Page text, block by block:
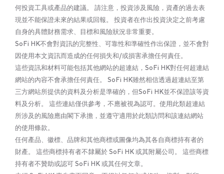
何投資工具或產品的建議。 請注意，投資涉及風險，資產的過去表
現並不能保證未來的結果或回報。 投資者在作出投資決定之前考慮
自身的具體財務需求、目標和風險狀況非常重要。
SoFi HK不會對資訊的完整性、可靠性和準確性作出保證，並不會對
因使用本文資訊而造成的任何損失和/或損害承擔任何責任。
這些資訊和材料可能包括其他網站的超連結，SoFi HK對任何超連結
網站的內容不會承擔任何責任。 SoFi HK雖然相信透過超連結至第
三方網站所提供的資料及分析是準確的，但SoFi HK並不保證該等資
料及分析。 這些連結僅供參考，不應被視為認可。使用此類超連結
所涉及的風險應由閣下承擔，並遵守適用於此類訪問和該連結網站
的使用條款。
任何產品、徽標、品牌和其他商標或圖像均為其各自商標持有者的
財產。 這些商標持有者不隸屬於 SoFi HK 或其附屬公司。 這些商標
持有者不贊助或認可 SoFi HK 或其任何文章。